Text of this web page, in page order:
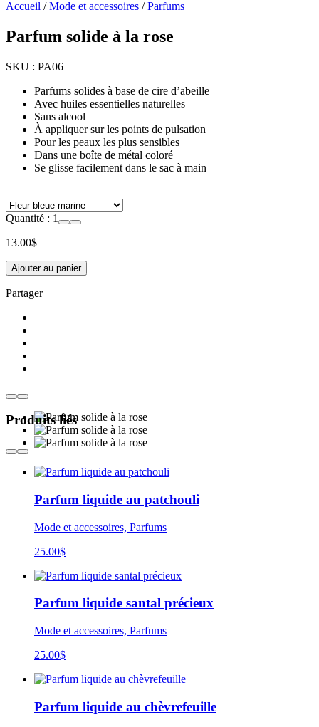
Accueil /Mode et accessoires /Parfums
Parfum solide à la rose
SKU : PA06
Parfums solides à base de cire d’abeille
Avec huiles essentielles naturelles
Sans alcool
À appliquer sur les points de pulsation
Pour les peaux les plus sensibles
Dans une boîte de métal coloré
Se glisse facilement dans le sac à main
Quantité : 1
13.00$
Ajouter au panier
Partager
Produits liés
Parfum liquide au patchouli
Mode et accessoires, Parfums
25.00$
Parfum liquide santal précieux
Mode et accessoires, Parfums
25.00$
Parfum liquide au chèvrefeuille